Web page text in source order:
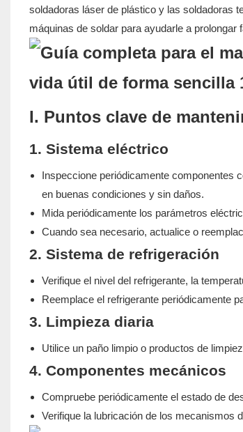
soldadoras láser de plástico y las soldadoras
máquinas de soldar para ayudarle a prolongar
I. Puntos clave de
1. Sistema eléctrico
Inspeccione periódicamente componentes
en buenas condiciones y sin daños.
Mida periódicamente los parámetros
Cuando sea necesario, actualice o
2. Sistema de refrigeración
Verifique el nivel del refrigerante, la
Reemplace el refrigerante periódicamente
3. Limpieza diaria
Utilice un paño limpio o productos de
4. Componentes mecánicos
Compruebe periódicamente el estado de
Verifique la lubricación de los mecanismos